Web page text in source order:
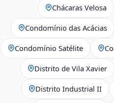
Chácaras Velosa
Condomínio das Acácias
Condomínio Satélite
Distrito de Vila Xavier
Distrito Industrial II